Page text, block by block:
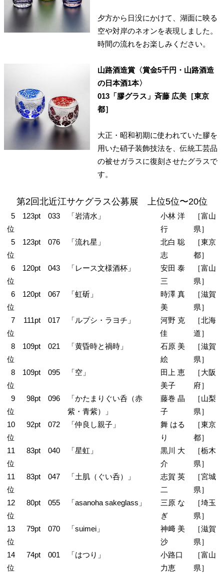
夕方から日没にかけて、湖面に映る
空や対岸のネオンを表現しました。
時間の流れをお楽しみください。
山路酒造賞〈賞金5千円・山路酒造
の日本酒1本〉
013「膠グラス」斉藤 広美［東京
都］
大正・昭和初期に使われていた膠を
用いた硝子装飾技法を、伝統工芸品
の被せガラスに復刻させたグラスで
す。
第2回北近江サケグラス公募展 上位5位〜20位
5
位
123pt 033 「岩清水」
小林 洋
行
［富山
県］
5
位
123pt 076 「流れ星」
北白 聡
志
［東京
都］
6
位
120pt 043 「レース文様酒杯」
安田 泰
三
［富山
県］
6
位
120pt 067 「虹斫」
時澤 真
美
［滋賀
県］
7
位
111pt 017 「ルプシ・ラヨチ」
河野 克
佳
［北海
道］
8
位
109pt 021 「黄昏時と禍時」
石原 美
絵
［滋賀
県］
8
位
109pt 095 「空」
田上 恵
美子
［大阪
府］
9
位
98pt 096
「かたまりぐい呑（赤
紫・青紫）」
藤巻 晶
子
［山梨
県］
10
位
92pt 072 「仲良し親子」
舞 はる
り
［東京
都］
11
位
83pt 040 「星虹」
黒川 大
介
［栃木
県］
11
位
83pt 047 「土肌（ぐい呑）」
志賀 英
二
［宮城
県］
12
位
80pt 055 「asanoha sakeglass」
三原 な
ぎ
［埼玉
県］
13
位
79pt 070 「suimei」
神﨑 美
沙
［滋賀
県］
14
位
74pt 001 「はつり」
小路口
力恵
［富山
県］